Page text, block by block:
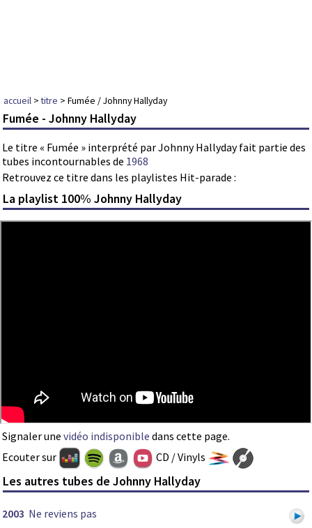
accueil >titre > Fumée / Johnny Hallyday
Fumée - Johnny Hallyday
Le titre « Fumée » interprété par Johnny Hallyday fait partie des
tubes incontournables de 1968
Retrouvez ce titre dans les playlistes Hit-parade :
La playlist 100% Johnny Hallyday
Signaler une vidéo indisponible dans cette page.
Ecouter sur
CD / Vinyls
Les autres tubes de Johnny Hallyday
2003 Ne reviens pas